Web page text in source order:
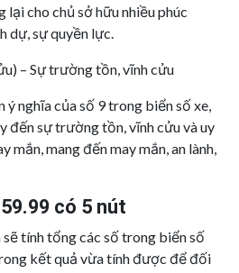
lại cho chủ sở hữu nhiều phúc
dự, sự quyền lực.
– Sự trường tồn, vĩnh cửu
ý nghĩa của số 9 trong biển số xe,
đến sự trường tồn, vĩnh cửu và uy
mắn, mang đến may mắn, an lành,
có 5 nút
tính tổng các số trong biển số
kết quả vừa tính được để đối